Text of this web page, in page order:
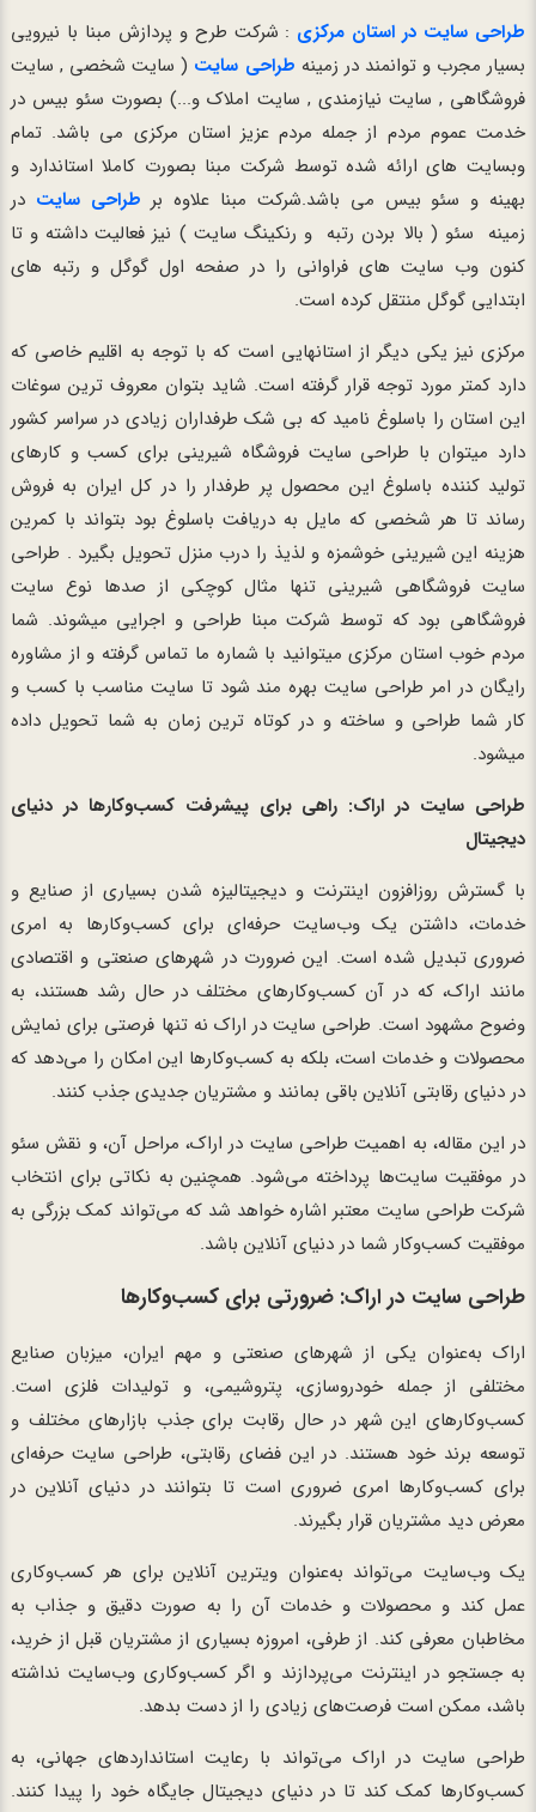
طراحی سایت در استان مرکزی : شرکت طرح و پردازش مبنا با نیرویی
بسیار مجرب و توانمند در زمینه طراحی سایت ( سایت شخصی , سایت
فروشگاهی , سایت نیازمندی , سایت املاک و...) بصورت سئو بیس در
خدمت عموم مردم از جمله مردم عزیز استان مرکزی می باشد. تمام
وبسایت های ارائه شده توسط شرکت مبنا بصورت کاملا استاندارد و
بهینه و سئو بیس می باشد.شرکت مبنا علاوه بر طراحی سایت در
زمینه سئو ( بالا بردن رتبه و رنکینگ سایت ) نیز فعالیت داشته و تا
کنون وب سایت های فراوانی را در صفحه اول گوگل و رتبه های
ابتدایی گوگل منتقل کرده است.
مرکزی نیز یکی دیگر از استانهایی است که با توجه به اقلیم خاصی که
دارد کمتر مورد توجه قرار گرفته است. شاید بتوان معروف ترین سوغات
این استان را باسلوغ نامید که بی شک طرفداران زیادی در سراسر کشور
دارد میتوان با طراحی سایت فروشگاه شیرینی برای کسب و کارهای
تولید کننده باسلوغ این محصول پر طرفدار را در کل ایران به فروش
رساند تا هر شخصی که مایل به دریافت باسلوغ بود بتواند با کمرین
هزینه این شیرینی خوشمزه و لذیذ را درب منزل تحویل بگیرد . طراحی
سایت فروشگاهی شیرینی تنها مثال کوچکی از صدها نوع سایت
فروشگاهی بود که توسط شرکت مبنا طراحی و اجرایی میشوند. شما
مردم خوب استان مرکزی میتوانید با شماره ما تماس گرفته و از مشاوره
رایگان در امر طراحی سایت بهره مند شود تا سایت مناسب با کسب و
کار شما طراحی و ساخته و در کوتاه ترین زمان به شما تحویل داده
میشود.
طراحی سایت در اراک: راهی برای پیشرفت کسب‌وکارها در دنیای
دیجیتال
با گسترش روزافزون اینترنت و دیجیتالیزه شدن بسیاری از صنایع و
خدمات، داشتن یک وب‌سایت حرفه‌ای برای کسب‌وکارها به امری
ضروری تبدیل شده است. این ضرورت در شهرهای صنعتی و اقتصادی
مانند اراک، که در آن کسب‌وکارهای مختلف در حال رشد هستند، به
وضوح مشهود است. طراحی سایت در اراک نه تنها فرصتی برای نمایش
محصولات و خدمات است، بلکه به کسب‌وکارها این امکان را می‌دهد که
در دنیای رقابتی آنلاین باقی بمانند و مشتریان جدیدی جذب کنند.
در این مقاله، به اهمیت طراحی سایت در اراک، مراحل آن، و نقش سئو
در موفقیت سایت‌ها پرداخته می‌شود. همچنین به نکاتی برای انتخاب
شرکت طراحی سایت معتبر اشاره خواهد شد که می‌تواند کمک بزرگی به
موفقیت کسب‌وکار شما در دنیای آنلاین باشد.
طراحی سایت در اراک: ضرورتی برای کسب‌وکارها
اراک به‌عنوان یکی از شهرهای صنعتی و مهم ایران، میزبان صنایع
مختلفی از جمله خودروسازی، پتروشیمی، و تولیدات فلزی است.
کسب‌وکارهای این شهر در حال رقابت برای جذب بازارهای مختلف و
توسعه برند خود هستند. در این فضای رقابتی، طراحی سایت حرفه‌ای
برای کسب‌وکارها امری ضروری است تا بتوانند در دنیای آنلاین در
معرض دید مشتریان قرار بگیرند.
یک وب‌سایت می‌تواند به‌عنوان ویترین آنلاین برای هر کسب‌وکاری
عمل کند و محصولات و خدمات آن را به صورت دقیق و جذاب به
مخاطبان معرفی کند. از طرفی، امروزه بسیاری از مشتریان قبل از خرید،
به جستجو در اینترنت می‌پردازند و اگر کسب‌وکاری وب‌سایت نداشته
باشد، ممکن است فرصت‌های زیادی را از دست بدهد.
طراحی سایت در اراک می‌تواند با رعایت استانداردهای جهانی، به
کسب‌وکارها کمک کند تا در دنیای دیجیتال جایگاه خود را پیدا کنند.